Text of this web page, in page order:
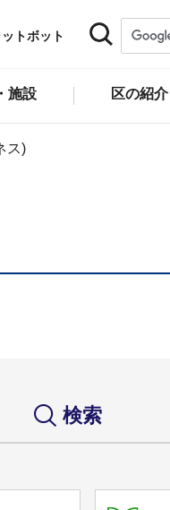
トボット
施設 区の紹介
ス)
検索